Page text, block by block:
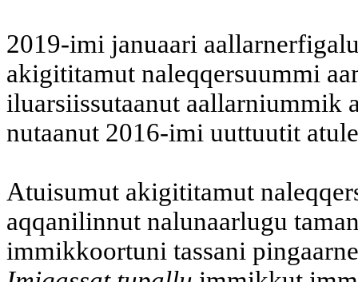
2019-imi januaari
akigititamut naleqqersuummi
iluarsiissutaanut aallarniummik
nutaanut 2016-imi uuttuutit
Atuisumut akigititamut
aqqanilinnut nalunaarlugu
immikkoortuni tassani